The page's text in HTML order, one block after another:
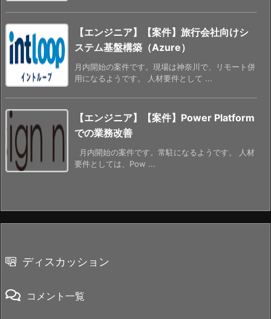
【エンジニア】【案件】旅行会社向けシ
ステム基盤構築（Azure）
月内開始の案件です。現場は神奈川で、リモート併
用になるようです。 人材要件として ...
【エンジニア】【案件】Power Platform
での業務改善
月内開始の案件です。常駐になるようです。 人材
要件としては、Pow ...
ディスカッション
コメント一覧